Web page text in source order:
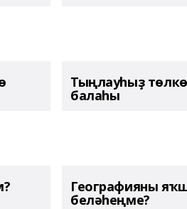
Тыңлауһыҙ төлкө
балаһы
Географияны
беләһеңме?